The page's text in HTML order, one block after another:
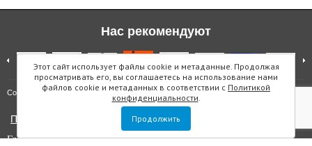
Этот сайт использует файлы cookie и метаданные. Продолжая
просматривать его, вы соглашаетесь на использование нами
файлов cookie и метаданных в соответствии с Политикой
конфиденциальности.
Продолжить
Нас рекомендуют
Copyright © "Инмарин" Карта сайта
Политика конфиденциальности
Главный редактор Маслова Е.О.